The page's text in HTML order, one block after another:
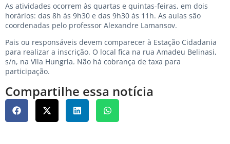
As atividades ocorrem às quartas e quintas-feiras, em dois
horários: das 8h às 9h30 e das 9h30 às 11h. As aulas são
coordenadas pelo professor Alexandre Lamansov.
Pais ou responsáveis devem comparecer à Estação Cidadania
para realizar a inscrição. O local fica na rua Amadeu Belinasi,
s/n, na Vila Hungria. Não há cobrança de taxa para
participação.
Compartilhe essa notícia